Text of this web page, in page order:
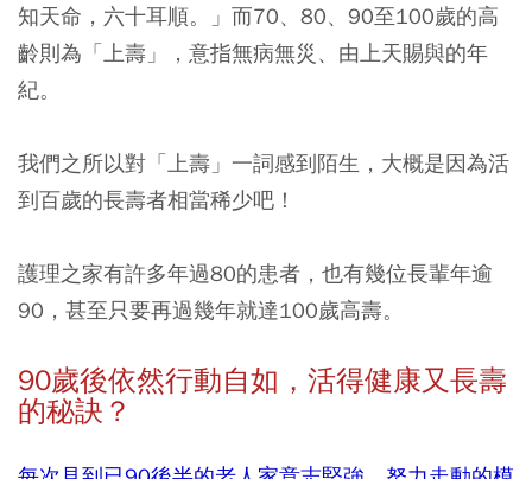
知天命，六十耳順。」而70、80、90至100歲的高
齡則為「上壽」，意指無病無災、由上天賜與的年
紀。
我們之所以對「上壽」一詞感到陌生，大概是因為活
到百歲的長壽者相當稀少吧！
護理之家有許多年過80的患者，也有幾位長輩年逾
90，甚至只要再過幾年就達100歲高壽。
90歲後依然行動自如，活得健康又長壽
的秘訣？